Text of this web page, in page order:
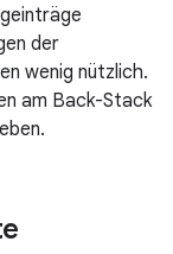
der
wenig nützlich.
am Back-Stack